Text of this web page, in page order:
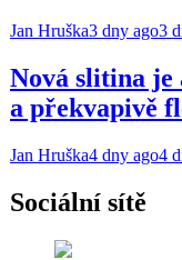
Jan Hruška3 dny ago3
Nová slitina je
a překvapivě
Jan Hruška4 dny ago4
Sociální sítě